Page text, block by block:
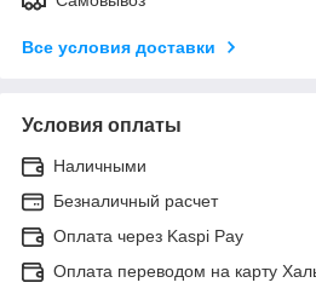
Все условия доставки
Условия оплаты
Наличными
Безналичный расчет
Оплата через Kaspi Pay
Оплата переводом на карту